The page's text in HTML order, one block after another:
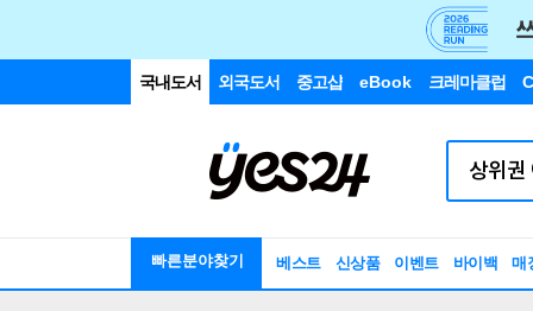
국내도서 외국도서 중고샵 eBook 크레마클럽
빠른분야찾기 베스트 신상품 이벤트 바이백 매